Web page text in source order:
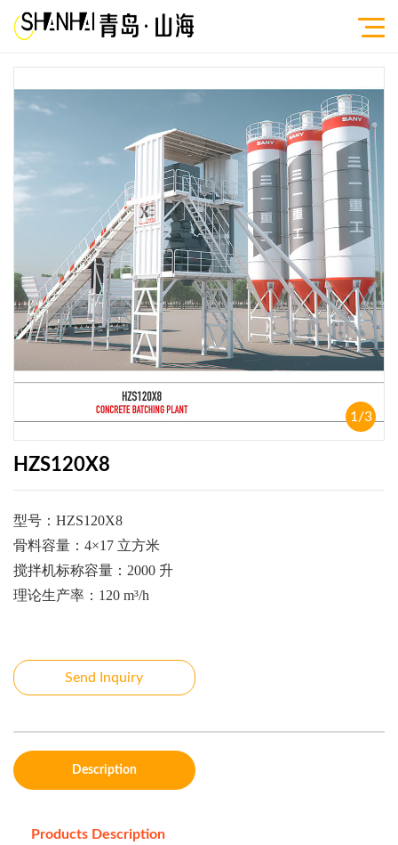
1 /3
HZS120X8
型号： HZS120X8
骨料容量： 4×17 立方米
搅拌机标称容量： 2000 升
理论生产率： 120 m³/h
Send Inquiry
Description
Products Description